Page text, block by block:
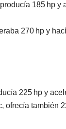
185 hp y
270 hp y
225 hp y
ofrecía también